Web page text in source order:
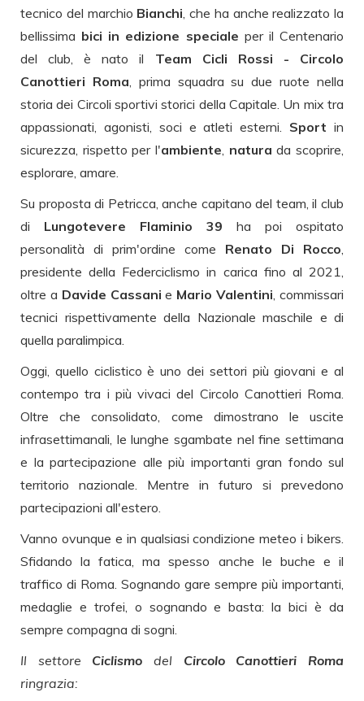
tecnico del marchio Bianchi , che ha anche realizzato la
bellissima bici in edizione speciale per il Centenario
del club, è nato il Team Cicli Rossi - Circolo
Canottieri Roma , prima squadra su due ruote nella
storia dei Circoli sportivi storici della Capitale. Un mix tra
appassionati, agonisti, soci e atleti esterni. Sport in
sicurezza, rispetto per l'ambiente natura da scoprire,
esplorare, amare.
Su proposta di Petricca, anche capitano del team, il club
di Lungotevere Flaminio 39 ha poi ospitato
personalità di prim'ordine come Renato Di Rocco
presidente della Federciclismo in carica fino al 2021,
oltre a Davide Cassanie Mario Valentini , commissari
tecnici rispettivamente della Nazionale maschile e di
quella paralimpica.
Oggi, quello ciclistico è uno dei settori più giovani e al
contempo tra i più vivaci del Circolo Canottieri Roma.
Oltre che consolidato, come dimostrano le uscite
infrasettimanali, le lunghe sgambate nel fine settimana
e la partecipazione alle più importanti gran fondo sul
territorio nazionale. Mentre in futuro si prevedono
partecipazioni all'estero.
Vanno ovunque e in qualsiasi condizione meteo i bikers.
Sfidando la fatica, ma spesso anche le buche e il
traffico di Roma. Sognando gare sempre più importanti,
medaglie e trofei, o sognando e basta: la bici è da
sempre compagna di sogni.
Il settore Ciclismo del Circolo Canottieri Roma
ringrazia: